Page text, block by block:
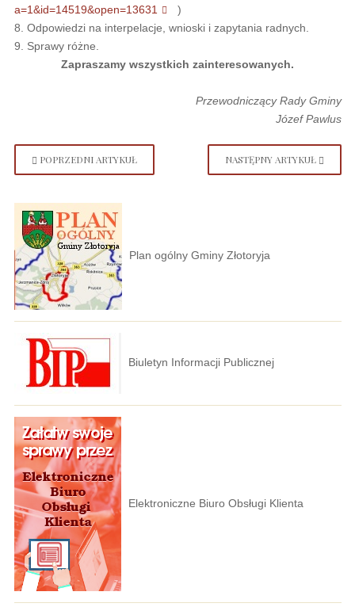
a=1&id=14519&open=13631
)
8. Odpowiedzi na interpelacje, wnioski i zapytania radnych.
9. Sprawy różne.
Zapraszamy wszystkich zainteresowanych.
Przewodniczący Rady Gminy
Józef Pawlus
POPRZEDNI ARTYKUŁ NASTĘPNY ARTYKUŁ
Plan ogólny Gminy Złotoryja
Biuletyn Informacji Publicznej
Elektroniczne Biuro Obsługi Klienta